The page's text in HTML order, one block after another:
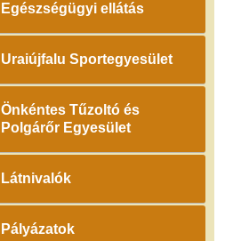
Egészségügyi ellátás
Uraiújfalu Sportegyesület
Önkéntes Tűzoltó és
Polgárőr Egyesület
Látnivalók
Pályázatok